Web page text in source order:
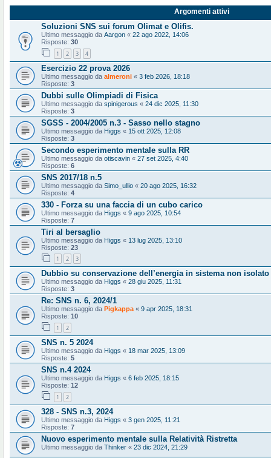
Argomenti attivi
Soluzioni SNS sui forum Olimat e Olifis.
Ultimo messaggio da Aargon « 22 ago 2022, 14:06
Risposte: 30
1 2 3 4
Esercizio 22 prova 2026
Ultimo messaggio da almeroni « 3 feb 2026, 18:18
Risposte: 3
Dubbi sulle Olimpiadi di Fisica
Ultimo messaggio da spinigerous « 24 dic 2025, 11:30
Risposte: 3
SGSS - 2004/2005 n.3 - Sasso nello stagno
Ultimo messaggio da Higgs « 15 ott 2025, 12:08
Risposte: 3
Secondo esperimento mentale sulla RR
Ultimo messaggio da otiscavin « 27 set 2025, 4:40
Risposte: 6
SNS 2017/18 n.5
Ultimo messaggio da Simo_ullio « 20 ago 2025, 16:32
Risposte: 4
330 - Forza su una faccia di un cubo carico
Ultimo messaggio da Higgs « 9 ago 2025, 10:54
Risposte: 7
Tiri al bersaglio
Ultimo messaggio da Higgs « 13 lug 2025, 13:10
Risposte: 23
1 2 3
Dubbio su conservazione dell’energia in sistema non
Ultimo messaggio da Higgs « 28 giu 2025, 11:31
Risposte: 3
Re: SNS n. 6, 2024/1
Ultimo messaggio da Pigkappa « 9 apr 2025, 18:31
Risposte: 10
1 2
SNS n. 5 2024
Ultimo messaggio da Higgs « 18 mar 2025, 13:09
Risposte: 5
SNS n.4 2024
Ultimo messaggio da Higgs « 6 feb 2025, 18:15
Risposte: 12
1 2
328 - SNS n.3, 2024
Ultimo messaggio da Higgs « 3 gen 2025, 11:21
Risposte: 7
Nuovo esperimento mentale sulla Relatività Ristretta
Ultimo messaggio da Thinker « 23 dic 2024, 21:29